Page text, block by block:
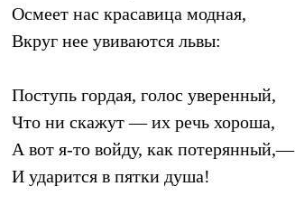
Осмеет нас красавица модная,
Вкруг нее увиваются львы:
Поступь гордая, голос уверенный,
Что ни скажут — их речь хороша,
А вот я-то войду, как потерянный,—
И ударится в пятки душа!